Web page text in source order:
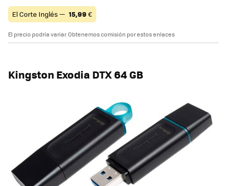
El Corte Inglés — 15,99 €
El precio podría variar. Obtenemos comisión por estos enlaces
Kingston Exodia DTX 64 GB